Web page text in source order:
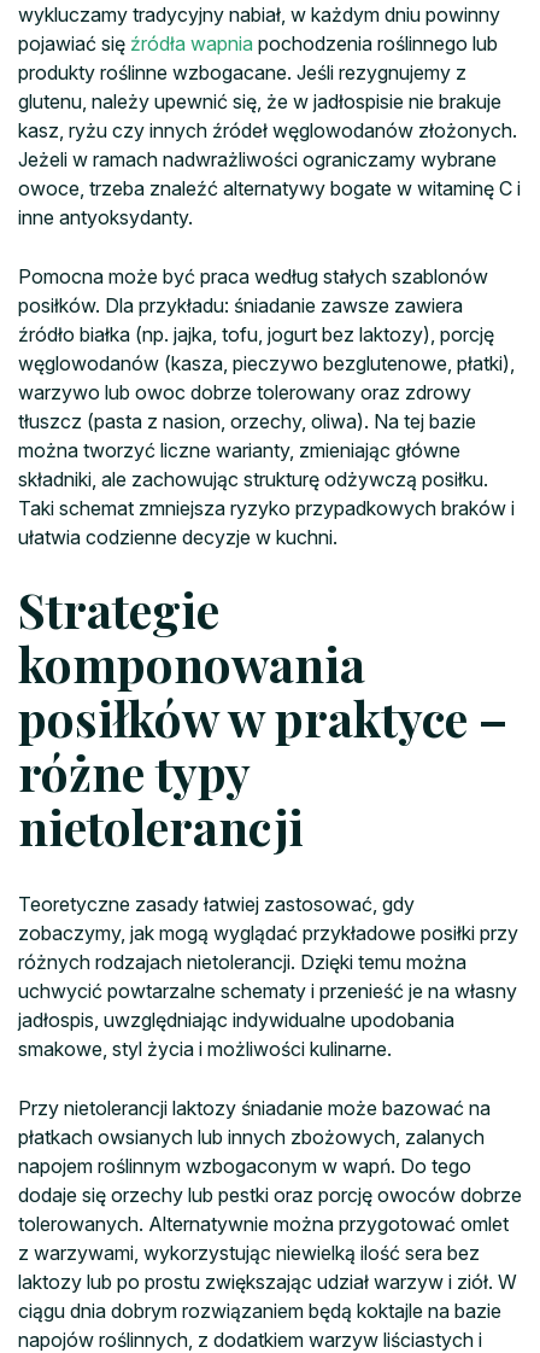
wykluczamy tradycyjny nabiał, w każdym dniu powinny
pojawiać się źródła wapnia pochodzenia roślinnego lub
produkty roślinne wzbogacane. Jeśli rezygnujemy z
glutenu, należy upewnić się, że w jadłospisie nie brakuje
kasz, ryżu czy innych źródeł węglowodanów złożonych.
Jeżeli w ramach nadwrażliwości ograniczamy wybrane
owoce, trzeba znaleźć alternatywy bogate w witaminę C i
inne antyoksydanty.
Pomocna może być praca według stałych szablonów
posiłków. Dla przykładu: śniadanie zawsze zawiera
źródło białka (np. jajka, tofu, jogurt bez laktozy), porcję
węglowodanów (kasza, pieczywo bezglutenowe, płatki),
warzywo lub owoc dobrze tolerowany oraz zdrowy
tłuszcz (pasta z nasion, orzechy, oliwa). Na tej bazie
można tworzyć liczne warianty, zmieniając główne
składniki, ale zachowując strukturę odżywczą posiłku.
Taki schemat zmniejsza ryzyko przypadkowych braków i
ułatwia codzienne decyzje w kuchni.
Strategie
komponowania
posiłków w praktyce –
różne typy
nietolerancji
Teoretyczne zasady łatwiej zastosować, gdy
zobaczymy, jak mogą wyglądać przykładowe posiłki przy
różnych rodzajach nietolerancji. Dzięki temu można
uchwycić powtarzalne schematy i przenieść je na własny
jadłospis, uwzględniając indywidualne upodobania
smakowe, styl życia i możliwości kulinarne.
Przy nietolerancji laktozy śniadanie może bazować na
płatkach owsianych lub innych zbożowych, zalanych
napojem roślinnym wzbogaconym w wapń. Do tego
dodaje się orzechy lub pestki oraz porcję owoców dobrze
tolerowanych. Alternatywnie można przygotować omlet
z warzywami, wykorzystując niewielką ilość sera bez
laktozy lub po prostu zwiększając udział warzyw i ziół. W
ciągu dnia dobrym rozwiązaniem będą koktajle na bazie
napojów roślinnych, z dodatkiem warzyw liściastych i